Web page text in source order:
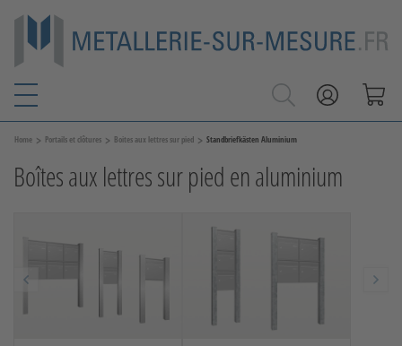
Home > Portails et clôtures > Boites aux lettres sur pied > Standbriefkästen Aluminium
Boîtes aux lettres sur pied en aluminium